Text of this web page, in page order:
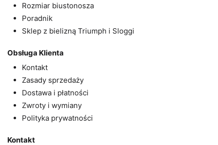
Rozmiar biustonosza
Poradnik
Sklep z bielizną Triumph i Sloggi
Obsługa Klienta
Kontakt
Zasady sprzedaży
Dostawa i płatności
Zwroty i wymiany
Polityka prywatności
Kontakt